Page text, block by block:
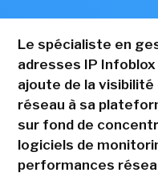
Le spécialiste en
adresses IP
ajoute de la
réseau à sa
sur fond de
logiciels de
performances